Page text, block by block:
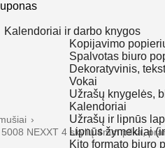
Kalendoriai ir darbo knygos
Kopijavimo
Spalvotas biuro
Dekoratyvinis,
Vokai
Užrašų knygelės,
Kalendoriai
Užrašų ir lipnūs
Lipnūs žymekliai
Kito formato biuro
›
NEXXT 4 skylių 4mm pilka,